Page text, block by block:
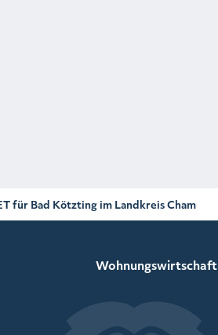
für Bad Kötzting im Landkreis Cham
Wohnungswirtschaft